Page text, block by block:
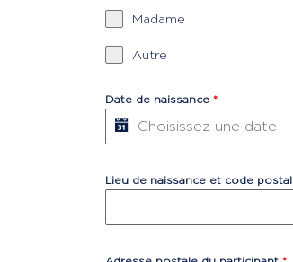
Madame
Autre
Date de naissance *
Lieu de naissance et code postal